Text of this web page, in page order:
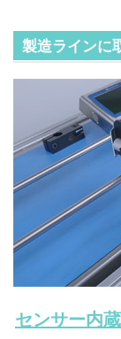
製造ラインに
センサー内